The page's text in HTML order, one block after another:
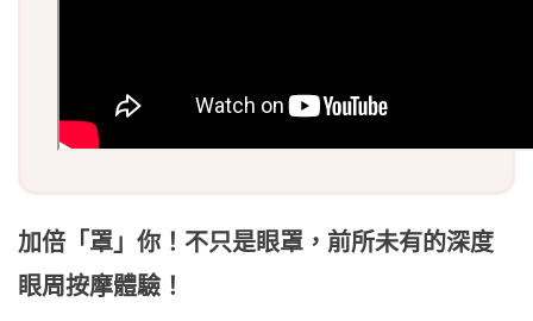
加倍「罩」你！不只是眼罩，前所未有的深度
眼周按摩體驗！